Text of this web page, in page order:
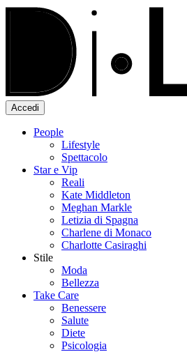
Accedi
People
Lifestyle
Spettacolo
Star e Vip
Reali
Kate Middleton
Meghan Markle
Letizia di Spagna
Charlene di Monaco
Charlotte Casiraghi
Stile
Moda
Bellezza
Take Care
Benessere
Salute
Diete
Psicologia